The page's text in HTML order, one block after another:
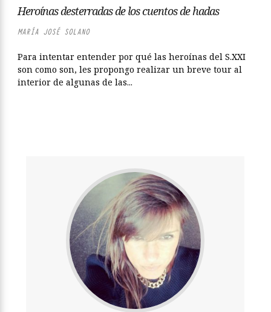
Heroínas desterradas de los cuentos de hadas
MARÍA JOSÉ SOLANO
Para intentar entender por qué las heroínas del S.XXI
son como son, les propongo realizar un breve tour al
interior de algunas de las...